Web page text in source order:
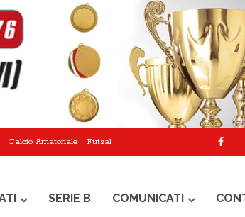
Calcio Amatoriale Futsal
SERIE B COMUNICATI